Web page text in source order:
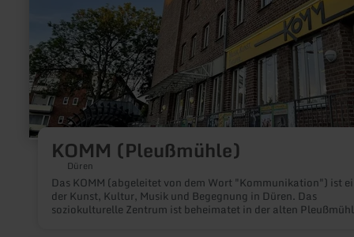
KOMM (Pleußmühle)
Düren
Das KOMM (abgeleitet von dem Wort "Kommunikation") ist
der Kunst, Kultur, Musik und Begegnung in Düren. Das
soziokulturelle Zentrum ist beheimatet in der alten